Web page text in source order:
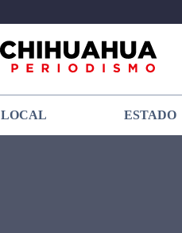
LOCAL ESTADO